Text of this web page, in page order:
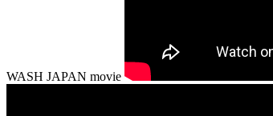
WASH JAPAN movie